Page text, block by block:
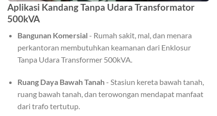
Aplikasi Kandang Tanpa Udara Transformator
500kVA
Bangunan Komersial - Rumah sakit, mal, dan menara
perkantoran membutuhkan keamanan dari Enklosur
Tanpa Udara Transformer 500kVA.
Ruang Daya Bawah Tanah- Stasiun kereta bawah tanah,
ruang bawah tanah, dan terowongan mendapat manfaat
dari trafo tertutup.